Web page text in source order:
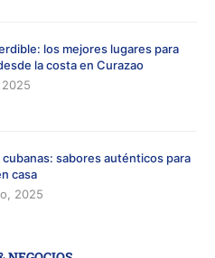
los mejores lugares para
la costa en Curazao
cubanas: sabores auténticos para
casa
2025